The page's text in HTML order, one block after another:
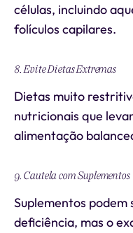
células, incluindo
folículos capilares.
8. Evite Dietas Extremas
Dietas muito
nutricionais que
alimentação
9. Cautela com Suplementos
Suplementos podem
deficiência, mas o